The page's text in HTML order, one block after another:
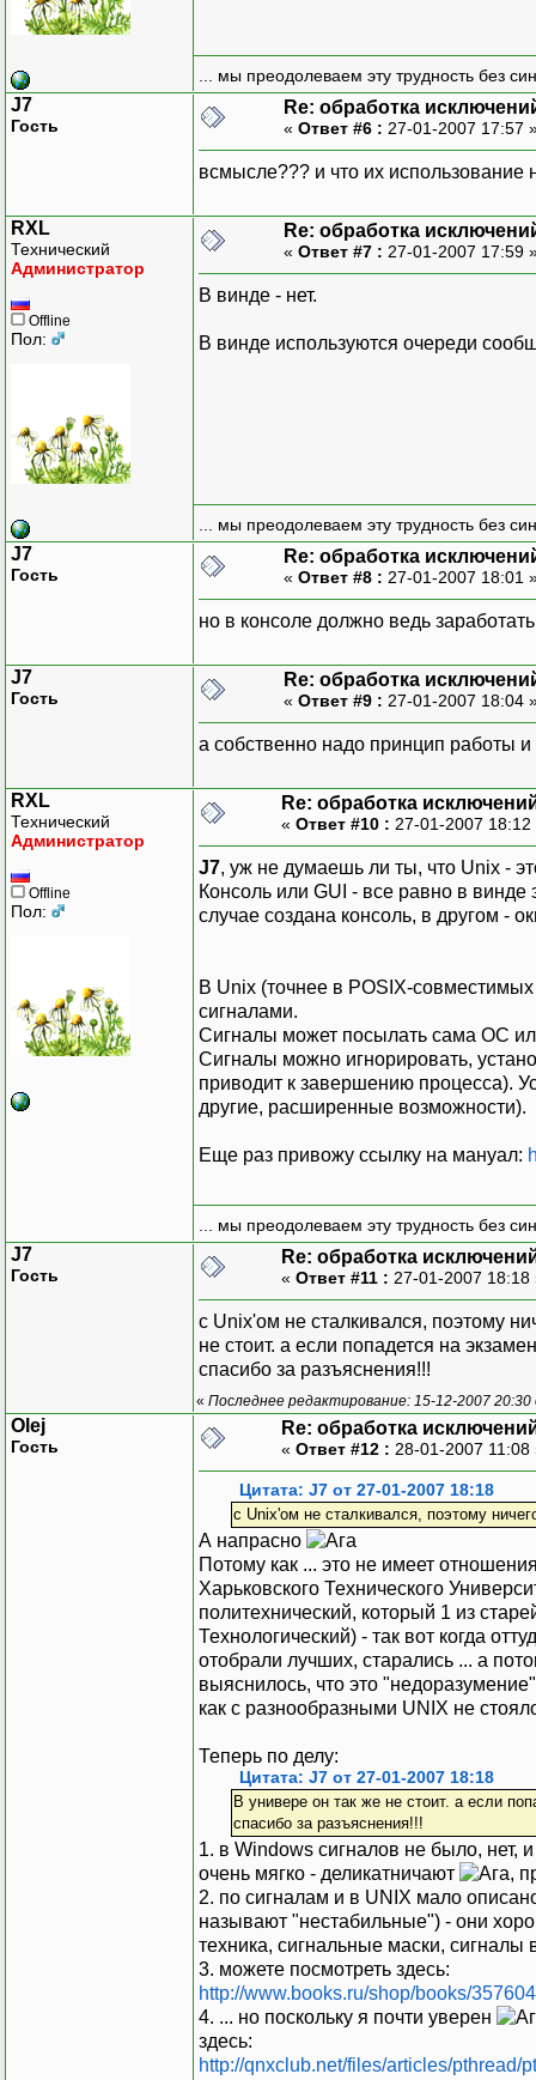
... мы преодолеваем эту трудность без
J7
Гость
Re: обработка
« Ответ #6 : 27-01-2007 17:57
всмысле??? и что их использование
RXL
Технический
Администратор
Offline
Пол:
Re: обработка
« Ответ #7 : 27-01-2007 17:59
В винде - нет.
В винде используются очереди
... мы преодолеваем эту трудность без
J7
Гость
Re: обработка
« Ответ #8 : 27-01-2007 18:01
но в консоле должно ведь
J7
Гость
Re: обработка
« Ответ #9 : 27-01-2007 18:04
а собственно надо принцип работы
RXL
Технический
Администратор
Offline
Пол:
Re: обработка
« Ответ #10 : 27-01-2007
J7, уж не думаешь ли ты, что Unix -
Консоль или GUI - все равно в
случае создана консоль, в другом -
В Unix (точнее в POSIX-
сигналами.
Сигналы может посылать сама ОС
Сигналы можно игнорировать,
приводит к завершению процесса).
другие, расширенные возможности).
Еще раз привожу ссылку на мануал:
... мы преодолеваем эту трудность без
J7
Гость
Re: обработка
« Ответ #11 : 27-01-2007
с Unix'ом не сталкивался, поэтому
не стоит. а если попадется на
спасибо за разъяснения!!!
« Последнее редактирование: 15-12-2007
Olej
Гость
Re: обработка
« Ответ #12 : 28-01-2007
Цитата: J7 от 27-01-2007 18:18
с Unix'ом не сталкивался, поэтому
А напрасно
Потому как ... это не имеет
Харьковского Технического
политехнический, который 1 из
Технологический) - так вот когда
отобрали лучших, старались ... а
выяснилось, что это
как с разнообразными UNIX не
Теперь по делу:
Цитата: J7 от 27-01-2007 18:18
В универе он так же не стоит. а если
спасибо за разъяснения!!!
1. в Windows сигналов не было, нет,
очень мягко - деликатничают
,
2. по сигналам и в UNIX мало
называют "нестабильные") - они
техника, сигнальные маски, сигналы
3. можете посмотреть здесь:
http://www.books.ru/shop/books/357604
4. ... но поскольку я почти уверен
здесь:
http://qnxclub.net/files/articles/pthread/